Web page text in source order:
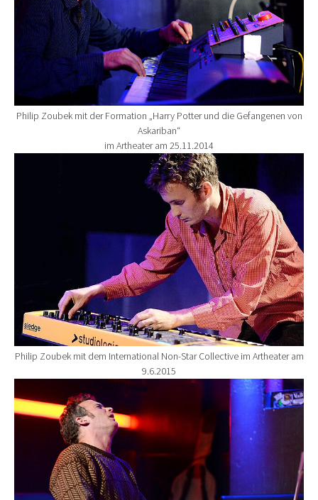
Philip Zoubek mit der Formation „Harry Potter und die Gefangenen von
Askariban“
im Artheater am 25.11.2014
Philip Zoubek mit dem International Non-Star Collective im Artheater am
9.6.2015
Show larger version for: